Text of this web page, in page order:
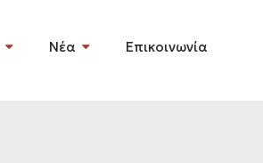
Νέα Επικοινωνία